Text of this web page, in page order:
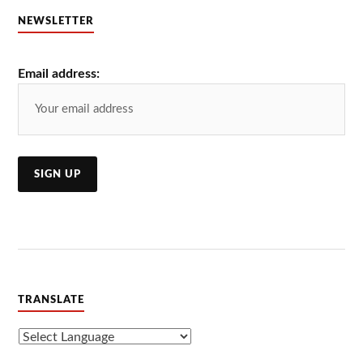
NEWSLETTER
Email address:
TRANSLATE